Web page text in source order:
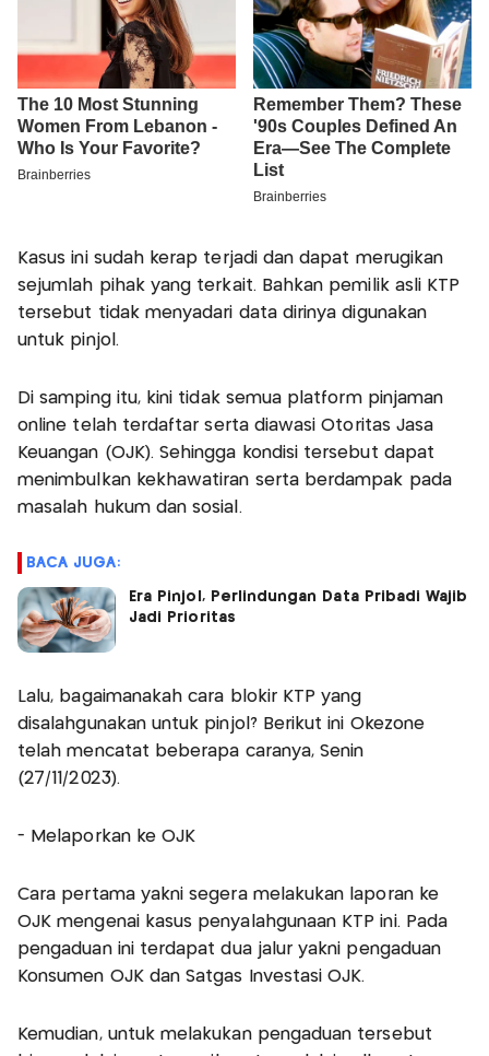
Kasus ini sudah kerap terjadi dan dapat merugikan
sejumlah pihak yang terkait. Bahkan pemilik asli KTP
tersebut tidak menyadari data dirinya digunakan
untuk pinjol.
Di samping itu, kini tidak semua platform pinjaman
online telah terdaftar serta diawasi Otoritas Jasa
Keuangan (OJK). Sehingga kondisi tersebut dapat
menimbulkan kekhawatiran serta berdampak pada
masalah hukum dan sosial.
BACA JUGA:
Era Pinjol, Perlindungan Data Pribadi Wajib
Jadi Prioritas
Lalu, bagaimanakah cara blokir KTP yang
disalahgunakan untuk pinjol? Berikut ini Okezone
telah mencatat beberapa caranya, Senin
(27/11/2023).
- Melaporkan ke OJK
Cara pertama yakni segera melakukan laporan ke
OJK mengenai kasus penyalahgunaan KTP ini. Pada
pengaduan ini terdapat dua jalur yakni pengaduan
Konsumen OJK dan Satgas Investasi OJK.
Kemudian, untuk melakukan pengaduan tersebut